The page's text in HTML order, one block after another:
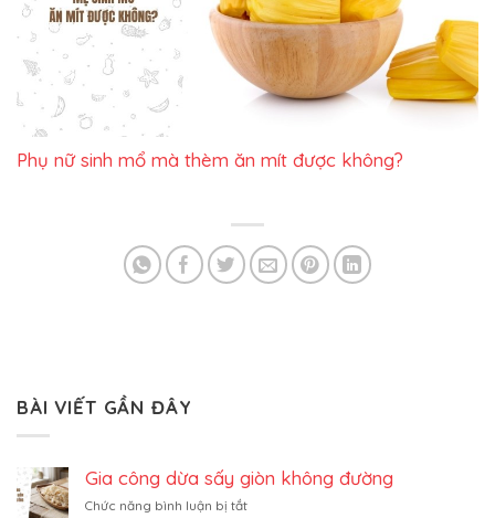
Phụ nữ sinh mổ mà thèm ăn mít được không?
BÀI VIẾT GẦN ĐÂY
Gia công dừa sấy giòn không đường
Chức năng bình luận bị tắtở